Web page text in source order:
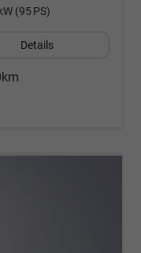
(95 PS)
Details